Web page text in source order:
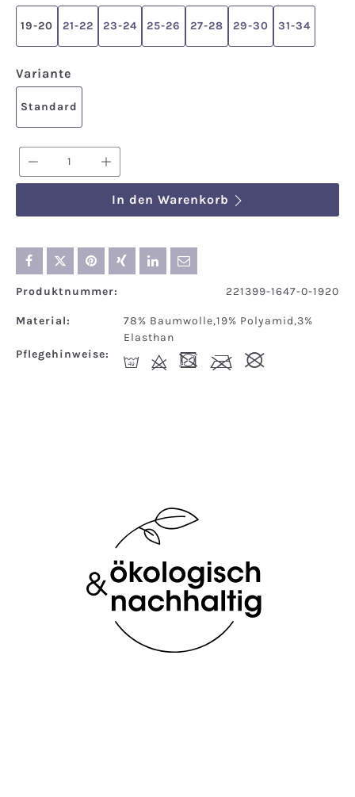
19-20 21-22 23-24 25-26 27-28 29-30 31-34
Variante
Standard
Produkt Anzahl: Gib den
In den Warenkorb
Produktnummer: 221399-1647-0-1920
Material:
78% Baumwolle,19% Polyamid,3%
Elasthan
Pflegehinweise:
I d - l #